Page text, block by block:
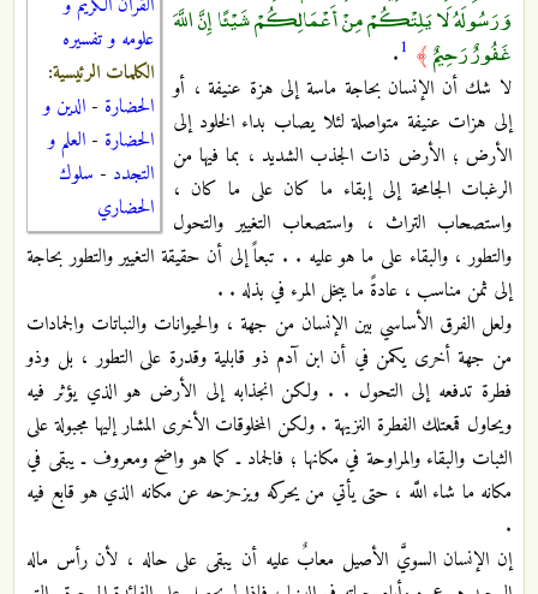
علومه و تفسيره
الكلمات الرئيسية:
الحضارة - الدين و
الحضارة - العلم و
التجدد - سلوك
الحضاري
وَرَسُولَهُ لَا يَلِتْكُمْ مِنْ أَعْمَالِكُمْ شَيْئًا إِنَّ اللَّهَ
غَفُورٌ رَحِيمٌ ﴾ 1
.
لا شك أن الإنسان بحاجة ماسة إلى هزة عنيفة ، أو
إلى هزات عنيفة متواصلة لئلا يصاب بداء الخلود إلى
الأرض ؛ الأرض ذات الجذب الشديد ، بما فيها من
الرغبات الجامحة إلى إبقاء ما كان على ما كان ،
واستصحاب التراث ، واستصعاب التغيير والتحول
والتطور ، والبقاء على ما هو عليه . . تبعاً إلى أن حقيقة التغيير والتطور بحاجة
إلى ثمن‏ مناسب ، عادةً ما يبخل المرء في بذله . .
ولعل الفرق الأساسي بين الإنسان من جهة ، والحيوانات والنباتات والجمادات
من جهة أخرى يكمن في أن ابن آدم ذو قابلية وقدرة على التطور ، بل وذو
فطرة تدفعه إلى التحول . . ولكن انجذابه إلى الأرض هو الذي يؤثر فيه
ويحاول قمع‏تلك الفطرة النزيهة . ولكن المخلوقات الأخرى المشار إليها مجبولة على
الثبات والبقاء والمراوحة في مكانها ؛ فالجماد ـ كما هو واضح ومعروف ـ يبقى في
مكانه ما شاء اللَّه ، حتى يأتي من يحركه ويزحزحه عن مكانه الذي هو قابع فيه
.
إن الإنسان السويَّ الأصيل معابٌ عليه أن يبقى على حاله ، لأن رأس ماله